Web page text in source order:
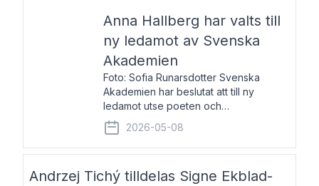
Anna Hallberg har valts till
ny ledamot av Svenska
Akademien
Foto: Sofia Runarsdotter Svenska
Akademien har beslutat att till ny
ledamot utse poeten och
litteraturkritikern Anna Hallberg. Hon
efterträder poeten Tua Forsström på
stol 18 och kommer att ta sitt inträde vid
2026-05-08
Andrzej Tichý tilldelas Signe Ekblad-